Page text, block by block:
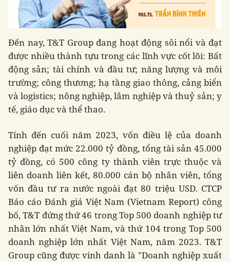
Đến nay, T&T Group đang hoạt động sôi nổi và đạt
được nhiều thành tựu trong các lĩnh vực cốt lõi: Bất
động sản; tài chính và đầu tư; năng lượng và môi
trường; công thương; hạ tầng giao thông, cảng biển
và logistics; nông nghiệp, lâm nghiệp và thuỷ sản; y
tế, giáo dục và thể thao.
Tính đến cuối năm 2023, vốn điều lệ của doanh
nghiệp đạt mức 22.000 tỷ đồng, tổng tài sản 45.000
tỷ đồng, có 500 công ty thành viên trực thuộc và
liên doanh liên kết, 80.000 cán bộ nhân viên, tổng
vốn đầu tư ra nước ngoài đạt 80 triệu USD. CTCP
Báo cáo Đánh giá Việt Nam (Vietnam Report) công
bố, T&T đứng thứ 46 trong Top 500 doanh nghiệp tư
nhân lớn nhất Việt Nam, và thứ 104 trong Top 500
doanh nghiệp lớn nhất Việt Nam, năm 2023. T&T
Group cũng được vinh danh là "Doanh nghiệp xuất